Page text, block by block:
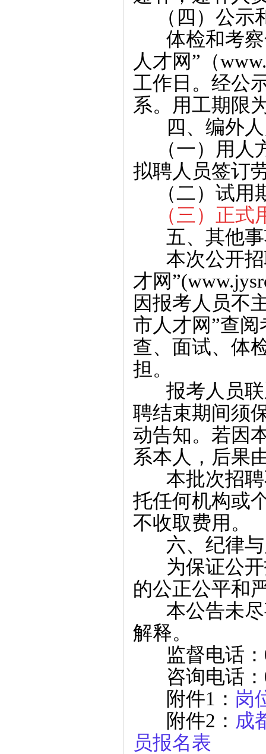
（四）公示
体检和考察
人才网”（
工作日。经公
系。用工期限
四、编外人
（一）用人
拟聘人员签订
（二）试用
（三）正
五、其他事
本次公开招
才网
因报考人员不
市人才网”查
查、面试、体
担。
报考人员联
聘结束期间须
动告知。若因
系本人，后果
本批次招聘
托任何机构或
不收取费用。
六、纪律与
为保证公开
的公正公平和
本公告未尽
解释。
监督电话：
咨询电话：
附件1： 岗
附件2： 成
员报名表